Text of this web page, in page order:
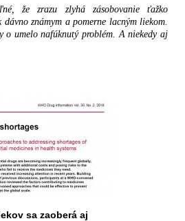
že zrazu zlyhá zásobovanie ťažko
známym a pomerne lacným liekom.
o umelo nafúknutý problém. A niekedy aj
sa zaoberá aj